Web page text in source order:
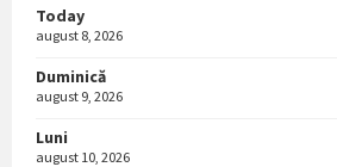
Today
august 8, 2026
Duminică
august 9, 2026
Luni
august 10, 2026